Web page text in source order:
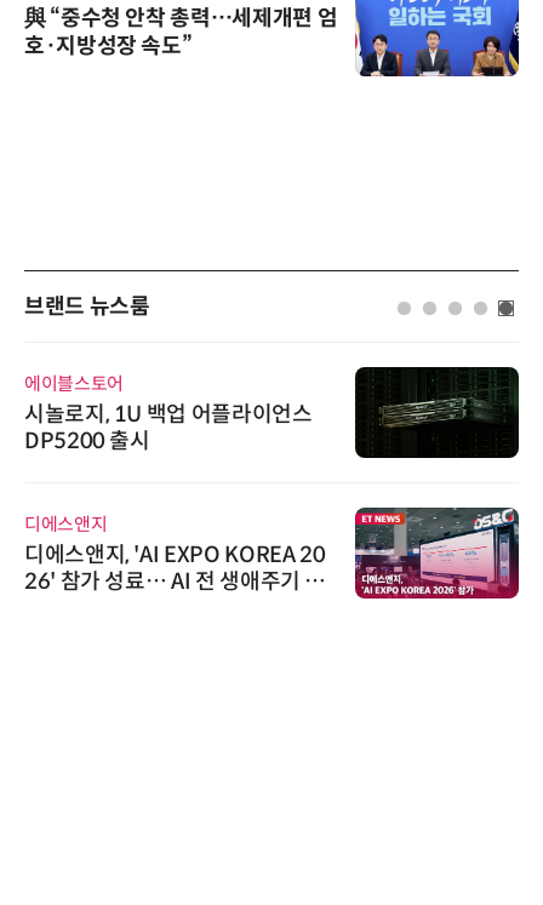
與 “중수청 안착 총력…세제개편 엄
호·지방성장 속도”
브랜드 뉴스룸
에이블스토어
시놀로지, 1U 백업 어플라이언스
DP5200 출시
디에스앤지
디에스앤지, 'AI EXPO KOREA 20
26' 참가 성료… AI 전 생애주기 아